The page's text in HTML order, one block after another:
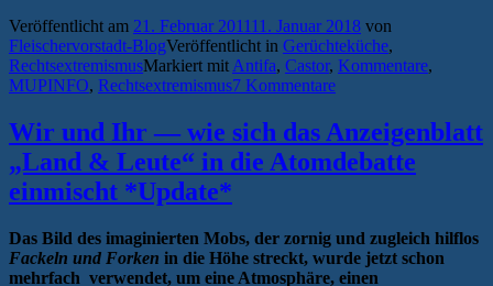
–
Hintergrund
der
Täter
weiter
spekulativ“
Veröffentlicht am 21. Februar 201111. Januar 2018 von
Fleischervorstadt-BlogVeröffentlicht in Gerüchteküche,
RechtsextremismusMarkiert mit Antifa, Castor, Kommentare,
MUPINFO, Rechtsextremismus7 Kommentare
Wir und Ihr — wie sich das Anzeigenblatt
„Land & Leute“ in die Atomdebatte
einmischt *Update*
Das Bild des imaginierten Mobs, der zornig und zugleich hilflos
Fackeln und Forken in die Höhe streckt, wurde jetzt schon
mehrfach verwendet, um eine Atmosphäre, einen